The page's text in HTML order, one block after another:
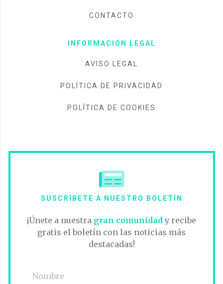
CONTACTO
INFORMACIÓN LEGAL
AVISO LEGAL
POLÍTICA DE PRIVACIDAD
POLÍTICA DE COOKIES
SUSCRÍBETE A NUESTRO BOLETÍN
¡Únete a nuestra gran comunidady recibe
gratis el boletín con las noticias más
destacadas!